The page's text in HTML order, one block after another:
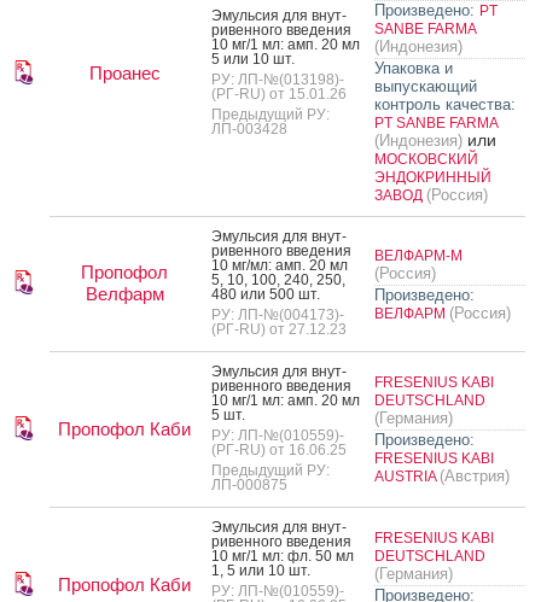
Проанес
Эмуль­сия для внут­
ри­вен­но­го вве­дения
10 мг/1 мл: амп. 20 мл
5 или 10 шт.
РУ: ЛП-№(013198)-
(РГ-RU) от 15.01.26
Предыдущий РУ:
ЛП-003428
Произведено: PT
SANBE FARMA
(Индонезия)
Упаковка и
выпускающий
контроль качества:
PT SANBE FARMA
(Индонезия) или
МОСКОВСКИЙ
ЭНДОКРИННЫЙ
ЗАВОД (Россия)
Пропофол
Велфарм
Эмуль­сия для внут­
ри­вен­но­го вве­дения
10 мг/мл: амп. 20 мл
5, 10, 100, 240, 250,
480 или 500 шт.
РУ: ЛП-№(004173)-
(РГ-RU) от 27.12.23
ВЕЛФАРМ-М
(Россия)
Произведено:
ВЕЛФАРМ (Россия)
Пропофол Каби
Эмуль­сия для внут­
ри­вен­но­го вве­дения
10 мг/1 мл: амп. 20 мл
5 шт.
РУ: ЛП-№(010559)-
(РГ-RU) от 16.06.25
Предыдущий РУ:
ЛП-000875
FRESENIUS KABI
DEUTSCHLAND
(Германия)
Произведено:
FRESENIUS KABI
AUSTRIA (Австрия)
Пропофол Каби
Эмуль­сия для внут­
ри­вен­но­го вве­дения
10 мг/1 мл: фл. 50 мл
1, 5 или 10 шт.
РУ: ЛП-№(010559)-
FRESENIUS KABI
DEUTSCHLAND
(Германия)
Произведено: